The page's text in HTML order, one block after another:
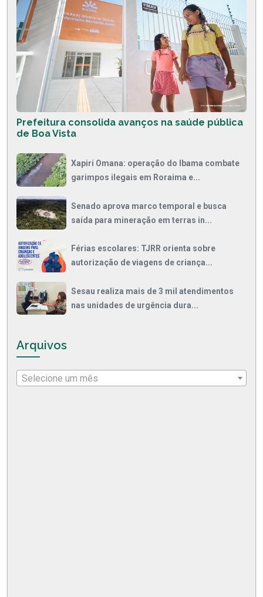
Prefeitura consolida avanços na saúde pública
de Boa Vista
Xapiri Omana: operação do Ibama combate
garimpos ilegais em Roraima e...
Senado aprova marco temporal e busca
saída para mineração em terras in...
Férias escolares: TJRR orienta sobre
autorização de viagens de criança...
Sesau realiza mais de 3 mil atendimentos
nas unidades de urgência dura...
Arquivos
Selecione um mês